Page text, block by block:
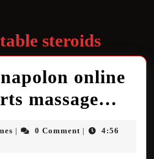
steroids
online
massage…
0 Comment
4:56